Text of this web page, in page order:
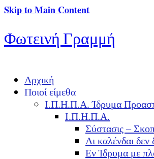
Skip to Main Content
Φωτεινή Γραμμή
Αρχική
Ποιοί είμεθα
Ι.Π.Η.Π.Α. Ίδρυμα
Ι.Π.Η.Π.Α.
Σύστασις –
Αι καλένδαι
Εν Ίδρυμα με